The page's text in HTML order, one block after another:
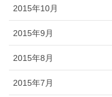
2015年10月
2015年9月
2015年8月
2015年7月